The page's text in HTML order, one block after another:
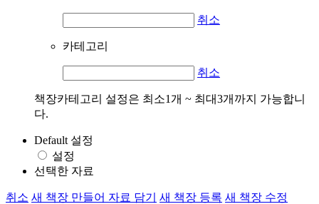
취소
카테고리
취소
책장카테고리 설정은 최소1개 ~ 최대3개까지 가능합니
다.
Default 설정
설정
선택한 자료
취소 새 책장 만들어 자료 담기 새 책장 등록 새 책장 수정